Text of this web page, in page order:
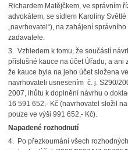
Richardem Matějčkem, ve správním
advokátem, se sídlem Karolíny
„navrhovatel“), na zahájení
zadavatele.
3. Vzhledem k tomu, že součástí
příslušné kauce na účet Úřadu, a ani
že kauce byla na jeho účet složena
navrhovateli usnesením č. j. S290/
2007, lhůtu k doplnění návrhu o
16 591 652,- Kč (navrhovatel složil
pouze ve výši 991 652,- Kč).
Napadené rozhodnutí
4. Po přezkoumání všech